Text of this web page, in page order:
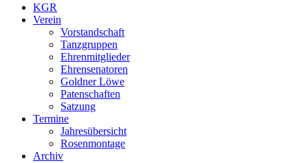
KGR
Verein
Vorstandschaft
Tanzgruppen
Ehrenmitglieder
Ehrensenatoren
Goldner Löwe
Patenschaften
Satzung
Termine
Jahresübersicht
Rosenmontage
Archiv